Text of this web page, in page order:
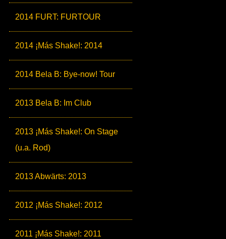
2014 FURT: FURTOUR
2014 ¡Más Shake!: 2014
2014 Bela B: Bye-now! Tour
2013 Bela B: Im Club
2013 ¡Más Shake!: On Stage
(u.a. Rod)
2013 Abwärts: 2013
2012 ¡Más Shake!: 2012
2011 ¡Más Shake!: 2011